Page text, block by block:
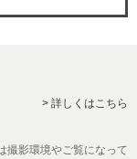
> 詳しくはこちら
撮影環境やご覧になって